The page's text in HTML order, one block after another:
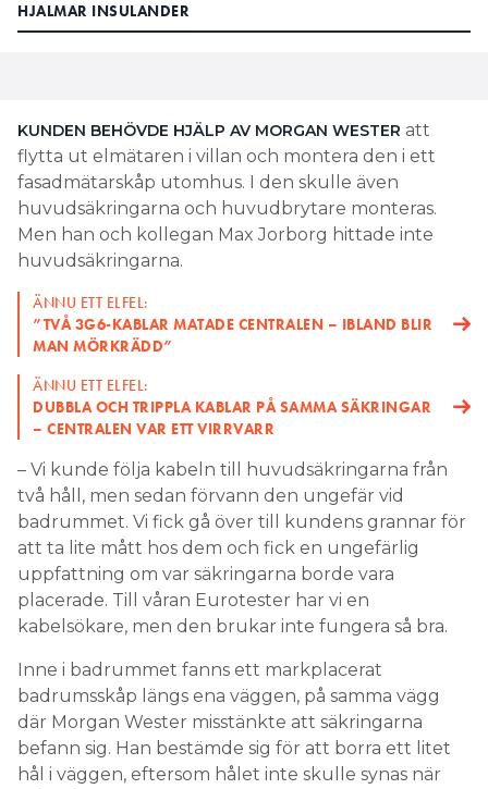
HJALMAR INSULANDER
KUNDEN BEHÖVDE HJÄLP AV MORGAN WESTER att
flytta ut elmätaren i villan och montera den i ett
fasadmätarskåp utomhus. I den skulle även
huvudsäkringarna och huvudbrytare monteras.
Men han och kollegan Max Jorborg hittade inte
huvudsäkringarna.
ÄNNU ETT ELFEL:
”TVÅ 3G6-KABLAR MATADE CENTRALEN – IBLAND BLIR
MAN MÖRKRÄDD”
ÄNNU ETT ELFEL:
DUBBLA OCH TRIPPLA KABLAR PÅ SAMMA SÄKRINGAR
– CENTRALEN VAR ETT VIRRVARR
– Vi kunde följa kabeln till huvudsäkringarna från
två håll, men sedan förvann den ungefär vid
badrummet. Vi fick gå över till kundens grannar för
att ta lite mått hos dem och fick en ungefärlig
uppfattning om var säkringarna borde vara
placerade. Till våran Eurotester har vi en
kabelsökare, men den brukar inte fungera så bra.
Inne i badrummet fanns ett markplacerat
badrumsskåp längs ena väggen, på samma vägg
där Morgan Wester misstänkte att säkringarna
befann sig. Han bestämde sig för att borra ett litet
hål i väggen, eftersom hålet inte skulle synas när